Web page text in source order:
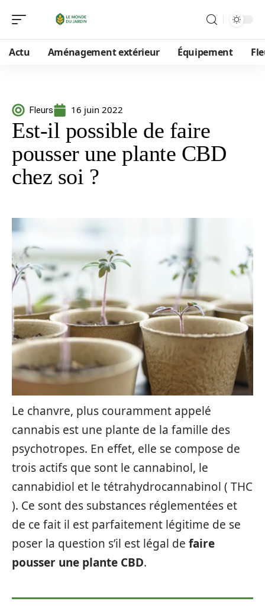
Actu Aménagement extérieur Équipement
Fleurs 16 juin 2022
Est-il possible de faire
pousser une plante CBD
chez soi ?
Le chanvre, plus couramment appelé
cannabis est une plante de la famille des
psychotropes. En effet, elle se compose de
trois actifs que sont le cannabinol, le
cannabidiol et le tétrahydrocannabinol ( THC
). Ce sont des substances réglementées et
de ce fait il est parfaitement légitime de se
poser la question s’il est légal de faire
pousser une plante CBD.